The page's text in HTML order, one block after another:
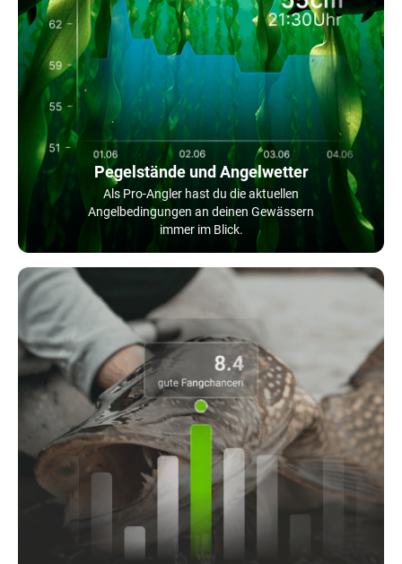
Pegelstände und Angelwetter
Als Pro-Angler hast du die aktuellen
Angelbedingungen an deinen Gewässern
immer im Blick.